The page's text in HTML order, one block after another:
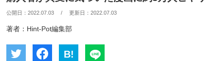
公開日：2022.07.03 / 更新日：2022.07.03
著者：Hint-Pot編集部
B!